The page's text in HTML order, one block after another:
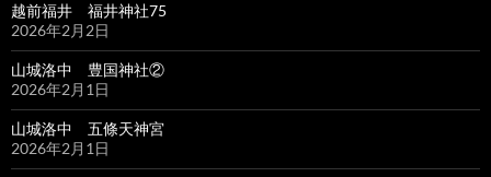
越前福井 福井神社75
2026年2月2日
山城洛中 豊国神社②
2026年2月1日
山城洛中 五條天神宮
2026年2月1日